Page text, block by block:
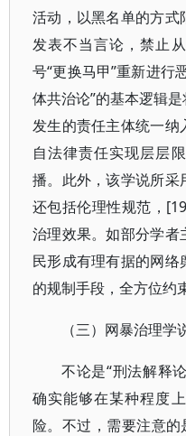
活动，以黑名单的方式
发表不当言论，禁止
号“更换马甲”重新进行
体共治论”的基本逻辑
发生的责任主体统一纳
自法律责任实现层层
播。此外，该学说所采
还包括伦理性规范，
治理效果。如部分学者
民形成有理有据的网
的规制手段，全方位约
（三）网暴治理
不论是“刑法解释
确实能够在某种程度
险。不过，需要注意的